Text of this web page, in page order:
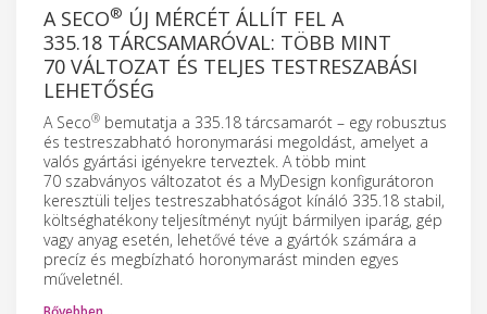
A SECO® ÚJ MÉRCÉT ÁLLÍT FEL A
335.18 TÁRCSAMARÓVAL: TÖBB MINT
70 VÁLTOZAT ÉS TELJES TESTRESZABÁSI
LEHETŐSÉG
A Seco® bemutatja a 335.18 tárcsamarót – egy robusztus
és testreszabható horonymarási megoldást, amelyet a
valós gyártási igényekre terveztek. A több mint
70 szabványos változatot és a MyDesign konfigurátoron
keresztüli teljes testreszabhatóságot kínáló 335.18 stabil,
költséghatékony teljesítményt nyújt bármilyen iparág, gép
vagy anyag esetén, lehetővé téve a gyártók számára a
precíz és megbízható horonymarást minden egyes
műveletnél.